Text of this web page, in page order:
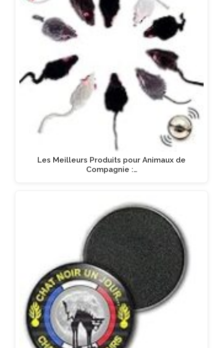
Les Meilleurs Produits pour Animaux de
Compagnie :…